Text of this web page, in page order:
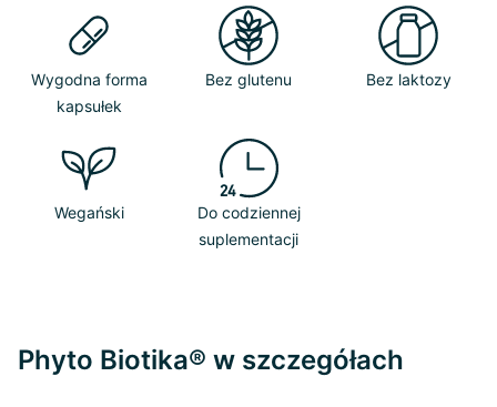
Wygodna forma
kapsułek
Bez glutenu Bez laktozy
Wegański
Do codziennej
suplementacji
Phyto Biotika® w szczegółach